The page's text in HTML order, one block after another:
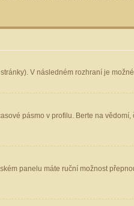
V následném rozhraní je
pásmo v profilu. Berte na
panelu máte ruční možnost